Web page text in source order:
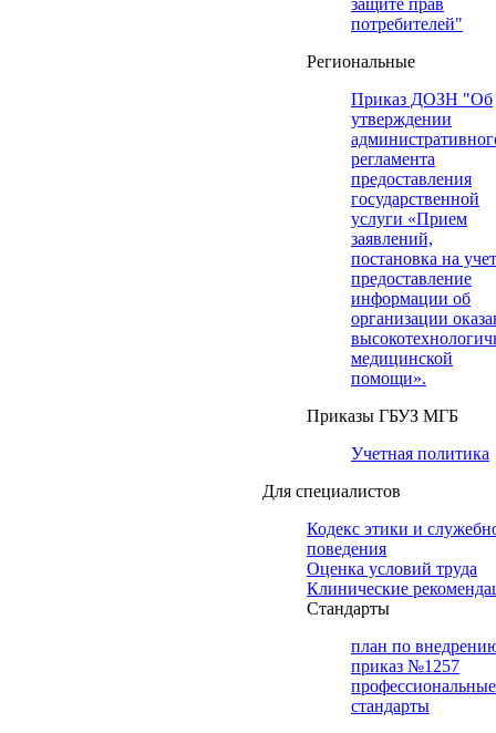
защите прав
потребителей"
Региональные
Приказ ДОЗН "Об
утверждении
регламента
предоставления
государственной
услуги «Прием
заявлений,
постановка на
предоставление
информации об
организации
медицинской
помощи».
Приказы ГБУЗ МГБ
Учетная политика
Для специалистов
Кодекс этики и
поведения
Оценка условий труда
Клинические
Cтандарты
план по
приказ №1257
профессиональные
стандарты